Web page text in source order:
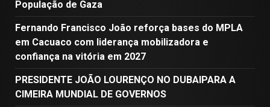
População de Gaza
Fernando Francisco João reforça bases do MPLA
em Cacuaco com liderança mobilizadora e
confiança na vitória em 2027
PRESIDENTE JOÃO LOURENÇO NO DUBAIPARA A
CIMEIRA MUNDIAL DE GOVERNOS